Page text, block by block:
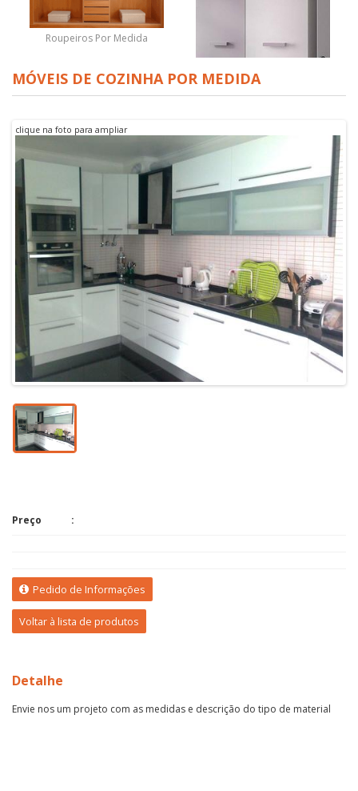
Roupeiros Por Medida
Roupeiro
MÓVEIS DE COZINHA POR MEDIDA
clique na foto para ampliar
Preço
Pedido de Informações
Voltar à lista de produtos
Detalhe
Envie nos um projeto com as medidas e descrição do tipo de material